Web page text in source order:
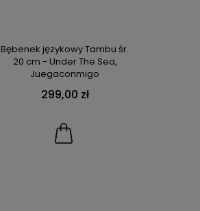
Bębenek językowy Tambu śr.
20 cm - Under The Sea,
Juegaconmigo
299,00 zł